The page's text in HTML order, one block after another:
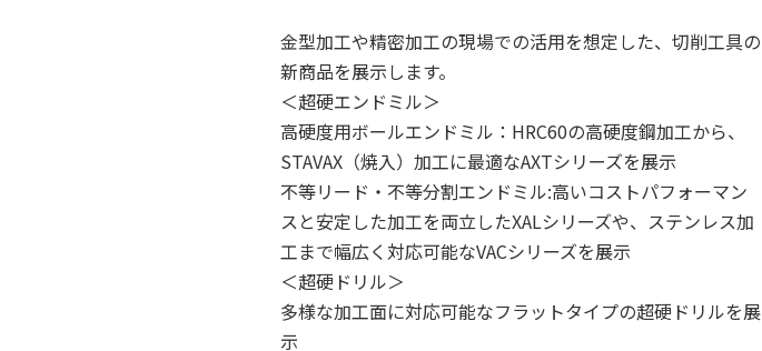
金型加工や精密加工の現場での活用を想定した、切削工具の
新商品を展示します。
＜超硬エンドミル＞
高硬度用ボールエンドミル：HRC60の高硬度鋼加工から、
STAVAX（焼入）加工に最適なAXTシリーズを展示
不等リード・不等分割エンドミル:高いコストパフォーマン
スと安定した加工を両立したXALシリーズや、ステンレス加
工まで幅広く対応可能なVACシリーズを展示
＜超硬ドリル＞
多様な加工面に対応可能なフラットタイプの超硬ドリルを展
示